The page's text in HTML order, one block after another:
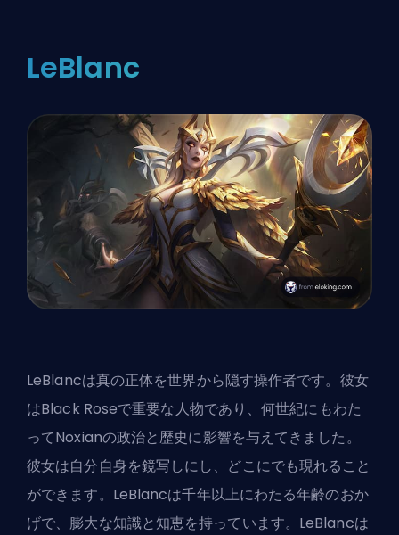
LeBlanc
LeBlancは真の正体を世界から隠す操作者です。彼女
はBlack Roseで重要な人物であり、何世紀にもわた
ってNoxianの政治と歴史に影響を与えてきました。
彼女は自分自身を鏡写しにし、どこにでも現れること
ができます。LeBlancは千年以上にわたる年齢のおか
げで、膨大な知識と知恵を持っています。LeBlancは